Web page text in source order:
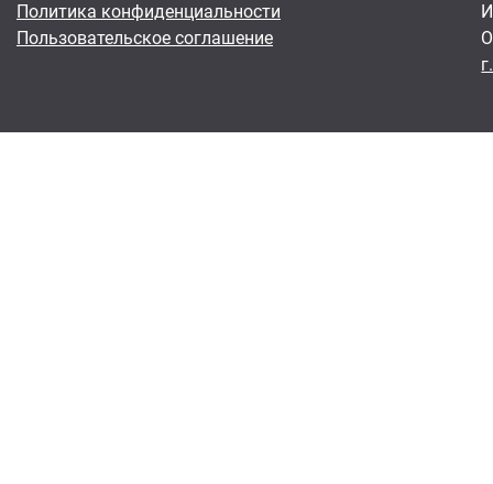
Политика конфиденциальности
Пользовательское соглашение